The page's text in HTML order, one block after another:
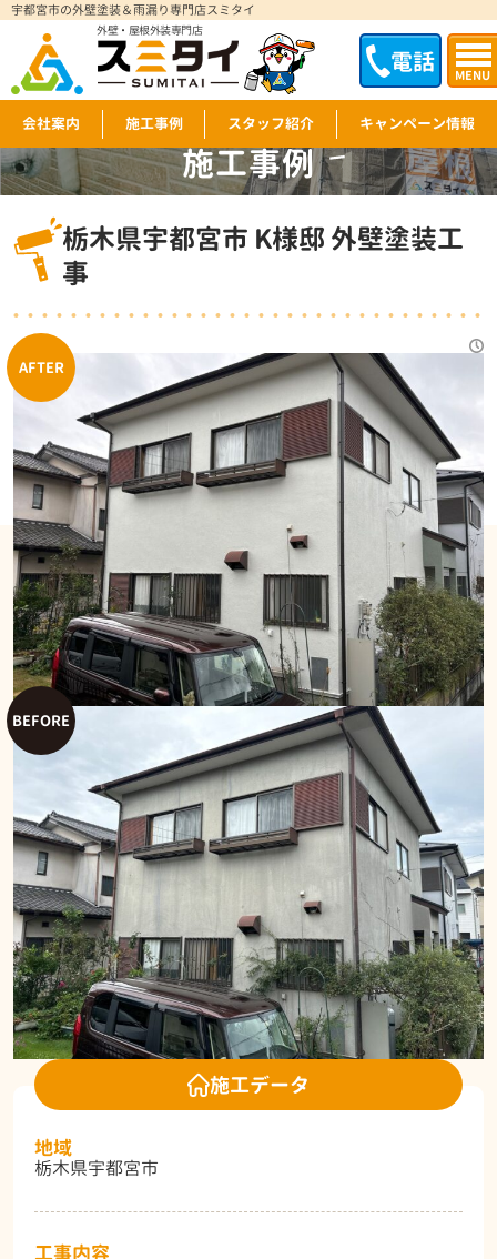
電話 MENU
宇都宮市の外壁塗装＆雨漏り専門店スミタイ
外壁・屋根外装専門店
会社案内 施工事例 スタッフ紹介 キャンペーン情報
施工事例
WORKS
栃木県宇都宮市 K様邸 外壁塗装工
事
施工データ
地域
栃木県宇都宮市
工事内容